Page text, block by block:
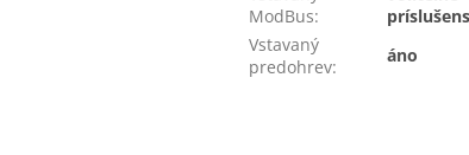
ModBus:
Vstavaný
predohrev:
áno